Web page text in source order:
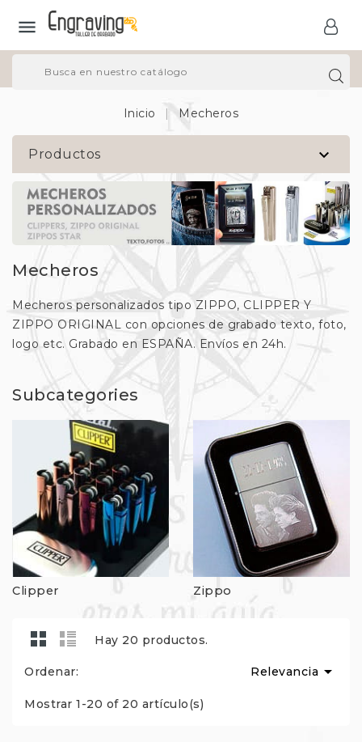

Inicio Mecheros
Productos 
Mecheros
Mecheros personalizados tipo ZIPPO, CLIPPER Y
ZIPPO ORIGINAL con opciones de grabado texto, foto,
logo etc. Grabado en ESPAÑA. Envíos en 24h.
Subcategories
Clipper Zippo
Hay 20 productos.
Ordenar: Relevancia 
Mostrar 1-20 of 20 artículo(s)